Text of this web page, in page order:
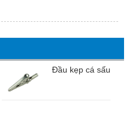
Đầu kẹp cá sấu